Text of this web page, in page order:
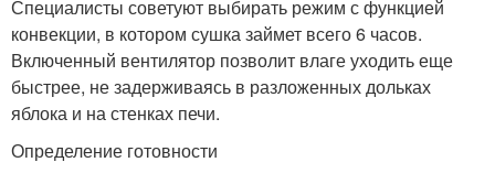
Специалисты советуют выбирать режим с функцией
конвекции, в котором сушка займет всего 6 часов.
Включенный вентилятор позволит влаге уходить еще
быстрее, не задерживаясь в разложенных дольках
яблока и на стенках печи.
Определение готовности